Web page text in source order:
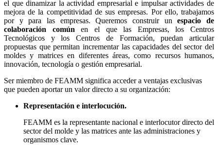
el que dinamizar la actividad empresarial e impulsar actividades de
mejora de la competitividad de sus empresas. Por ello, trabajamos
por y para las empresas. Queremos construir unespacio de
colaboración común en el que las Empresas, los Centros
Tecnológicos y los Centros de Formación, puedan articular
propuestas que permitan incrementar las capacidades del sector del
moldes y matrices en diferentes áreas, como recursos humanos,
innovación, tecnología o gestión empresarial.
Ser miembro de FEAMM significa acceder a ventajas exclusivas
que pueden aportar un valor directo a su organización:
Representación e interlocución.
FEAMM es la representante nacional e interlocutor directo del
sector del molde y las matrices ante las administraciones y
organismos clave.